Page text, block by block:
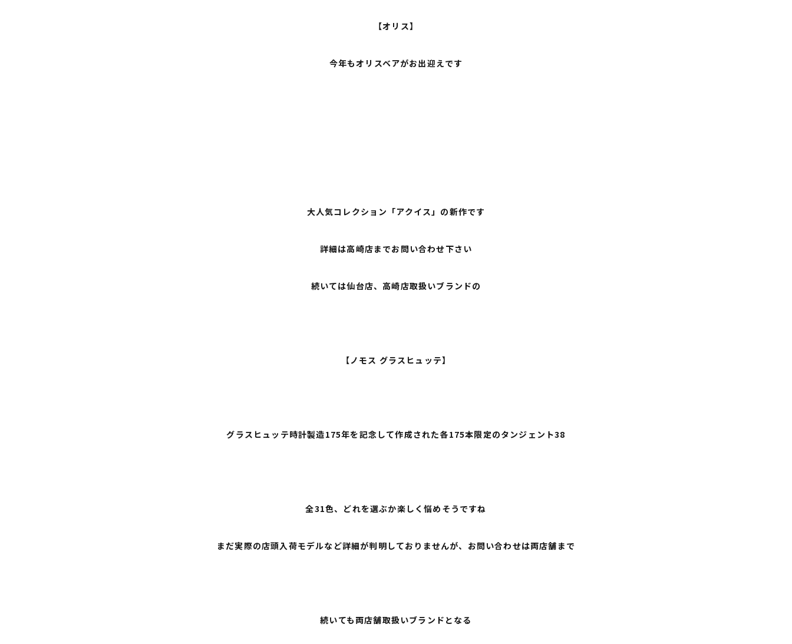
【オリス】
今年もオリスベアがお出迎えです
大人気コレクション「アクイス」の新作です
詳細は高崎店までお問い合わせ下さい
続いては仙台店、高崎店取扱いブランドの
【ノモス グラスヒュッテ】
グラスヒュッテ時計製造175年を記念して作成された各175本限定のタンジェント38
全31色、どれを選ぶか楽しく悩めそうですね
まだ実際の店頭入荷モデルなど詳細が判明しておりませんが、お問い合わせは両店舗まで
続いても両店舗取扱いブランドとなる